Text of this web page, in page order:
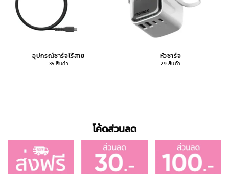
อุปกรณ์ชาร์จไร้สาย
35 สินค้า
หัวชาร์จ
29 สินค้า
โค้ดส่วนลด